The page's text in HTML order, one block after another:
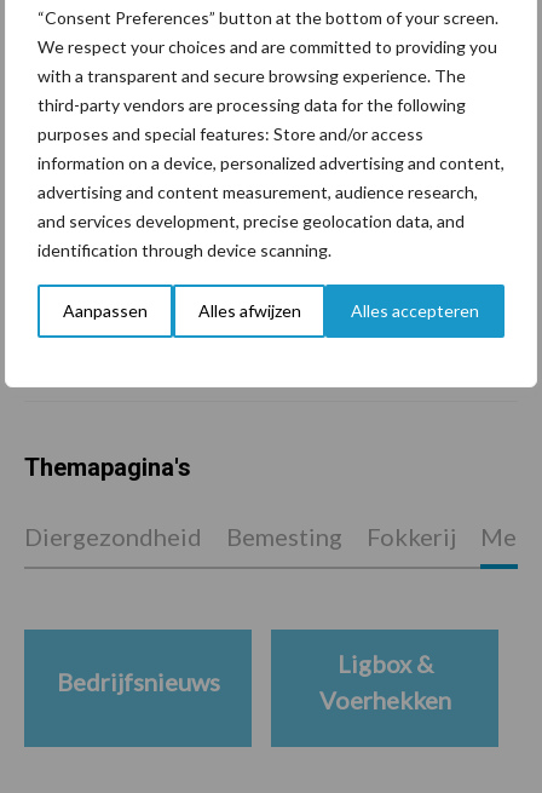
“Consent Preferences” button at the bottom of your screen.
We respect your choices and are committed to providing you
with a transparent and secure browsing experience. The
third-party vendors are processing data for the following
purposes and special features: Store and/or access
information on a device, personalized advertising and content,
advertising and content measurement, audience research,
and services development, precise geolocation data, and
identification through device scanning.
Aanpassen Alles afwijzen Alles accepteren
geopolitiek houden handel
in de greep
De speenhuid: een vaak
onderschatte risicofactor
voor mastitis
marktaandeel groeien in
krimpende Nederlandse
Themapagina's
Diergezondheid Bemesting Fokkerij
Bedrijfsnieuws
Ligbox &
Voerhekken